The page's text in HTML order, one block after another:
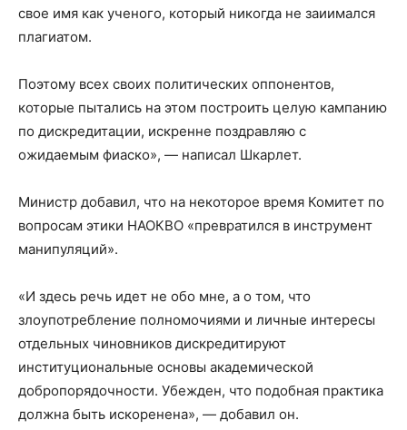
свое имя как ученого, который никогда не заиимался
плагиатом.
Поэтому всех своих политических оппонентов,
которые пытались на этом построить целую кампанию
по дискредитации, искренне поздравляю с
ожидаемым фиаско», — написал Шкарлет.
Министр добавил, что на некоторое время Комитет по
вопросам этики НАОКВО «превратился в инструмент
манипуляций».
«И здесь речь идет не обо мне, а о том, что
злоупотребление полномочиями и личные интересы
отдельных чиновников дискредитируют
институциональные основы академической
добропорядочности. Убежден, что подобная практика
должна быть искоренена», — добавил он.